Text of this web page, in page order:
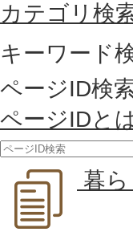
カテゴリ検
キーワード
ページID検
ページIDと
暮